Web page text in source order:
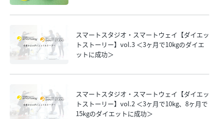
スマートスタジオ・スマートウェイ【ダイエッ
トストーリー】vol.3 ＜3ヶ月で10kgのダイエ
ットに成功＞
スマートスタジオ・スマートウェイ【ダイエッ
トストーリー】vol.2 ＜3ヶ月で10kg、8ヶ月で
15kgのダイエットに成功＞